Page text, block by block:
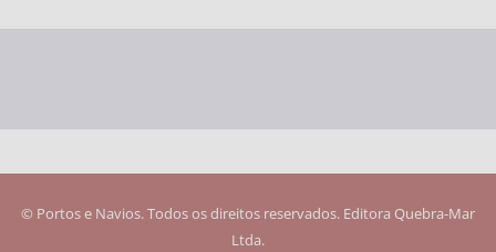
© Portos e Navios. Todos os direitos reservados. Editora Quebra-Mar
Ltda.